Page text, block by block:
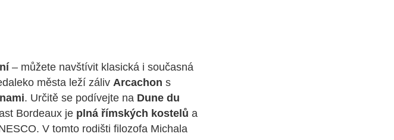
– můžete navštívit klasická i současná
města leží záliv Arcachon s
. Určitě se podívejte na Dune du
Bordeaux je plná římských kostelů a
V tomto rodišti filozofa Michala